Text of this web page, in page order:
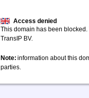
Access denied
This domain has been
TransIP BV.
Note: information about this
parties.